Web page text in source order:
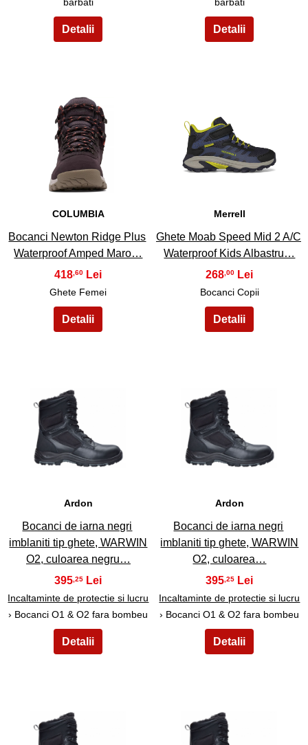
41
COLUMBIA
Bocanci Newton Ridge Plus
Waterproof Amped Maro…
418,60
Ghete Femei
42
Merrell
Ghete Moab Speed Mid 2 A/C
Waterproof Kids Albastru…
268,00
Bocanci Copii
43
Ardon
Bocanci de iarna negri
imblaniti tip ghete, WARWIN
O2, culoarea negru…
395 ,25
Incaltaminte de protectie si lucru
› Bocanci O1 & O2 fara bombeu
44
Ardon
Bocanci de iarna negri
imblaniti tip ghete, WARWIN
O2, culoarea…
395 ,25
Incaltaminte de protectie si lucru
› Bocanci O1 & O2 fara bombeu